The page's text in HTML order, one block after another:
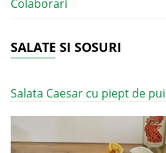
Colaborari
SALATE SI SOSURI
Salata Caesar cu piept de pui